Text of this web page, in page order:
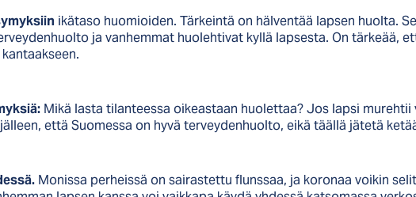
ikätaso huomioiden. Tärkeintä on hälventää lapsen huolta.
ja vanhemmat huolehtivat kyllä lapsesta. On tärkeää,
Mikä lasta tilanteessa oikeastaan huolettaa? Jos lapsi
että Suomessa on hyvä terveydenhuolto, eikä täällä jätetä
Monissa perheissä on sairastettu flunssaa, ja koronaa voikin